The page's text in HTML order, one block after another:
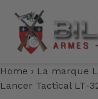
contenu
Home › La marque
Lancer Tactical LT-